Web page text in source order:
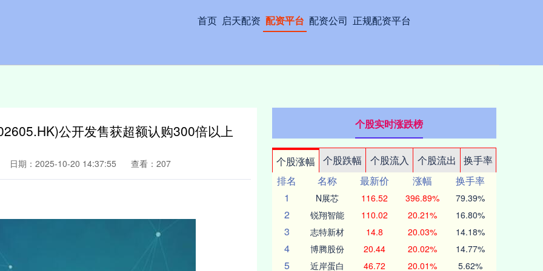
首页 启天配资 配资平台 配资公司 正规配资平台
公开发售获超额认购300倍以上
日期：2025-10-20 14:37:55 查看：207
个股实时涨跌榜
个股涨幅 个股跌幅 个股流入 个股流出
换手率
排名
名称 最新价 涨幅
换手率
1
N展芯 116.52 396.89% 79.39%
2 锐翔智能 110.02 20.21% 16.80%
3 志特新材 14.8 20.03% 14.18%
4 博腾股份 20.44 20.02% 14.77%
5 近岸蛋白 46.72 20.01% 5.62%